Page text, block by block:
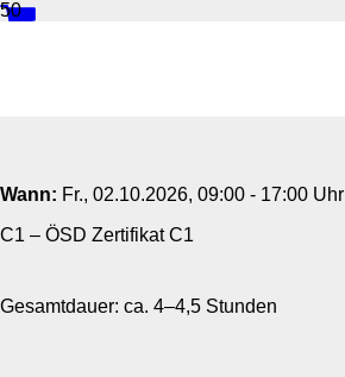
Wann: Fr., 02.10.2026, 09:00 - 17:00 Uhr
C1 – ÖSD Zertifikat C1
Gesamtdauer: ca. 4–4,5 Stunden